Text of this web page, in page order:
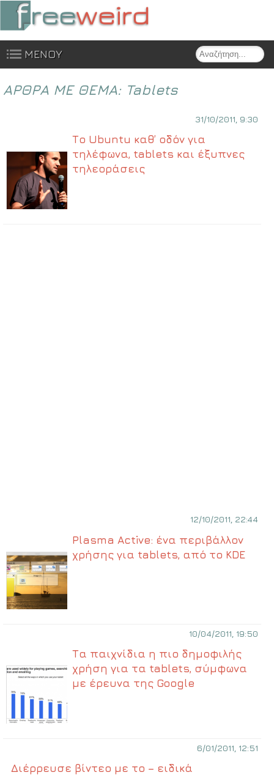
Search
ΜΕΝΟΥ
Skip to content
ΑΡΘΡΑ ΜΕ ΘΕΜΑ: Tablets
31/10/2011, 9:30
Το Ubuntu καθ’ οδόν για
τηλέφωνα, tablets και έξυπνες
τηλεοράσεις
12/10/2011, 22:44
Plasma Active: ένα περιβάλλον
χρήσης για tablets, από το KDE
10/04/2011, 19:50
Τα παιχνίδια η πιο δημοφιλής
χρήση για τα tablets, σύμφωνα
με έρευνα της Google
6/01/2011, 12:51
Διέρρευσε βίντεο με το – ειδικά